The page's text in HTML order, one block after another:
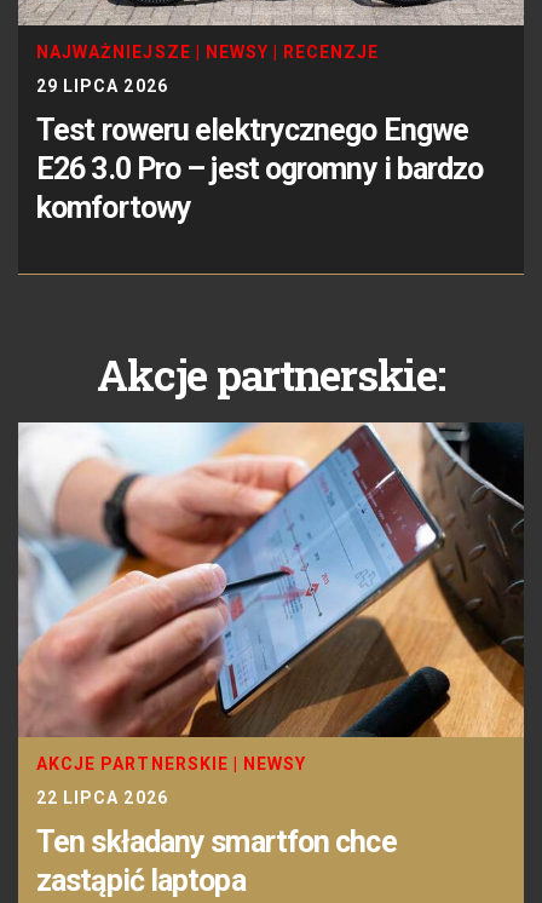
NAJWAŻNIEJSZE NEWSY
RECENZJE
29 LIPCA 2026
Test roweru elektrycznego Engwe
E26 3.0 Pro – jest ogromny i bardzo
komfortowy
Akcje partnerskie:
AKCJE PARTNERSKIE
NEWSY
22 LIPCA 2026
Ten składany smartfon chce
zastąpić laptopa